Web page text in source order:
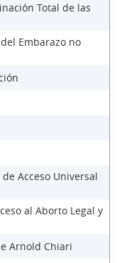
Total de las
Embarazo no
Acceso Universal
al Aborto Legal y
Arnold Chiari